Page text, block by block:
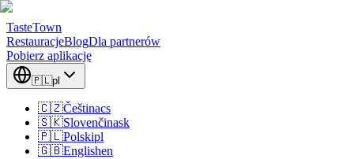
TasteTown
RestauracjeBlogDla partnerów
Pobierz aplikację
🇵🇱pl
🇨🇿Češtinacs
🇸🇰Slovenčinask
🇵🇱Polskipl
🇬🇧Englishen